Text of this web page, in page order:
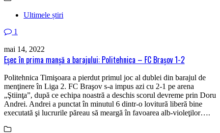
Ultimele știri
1
mai 14, 2022
Eşec în prima manşă a barajului: Politehnica – FC Braşov 1-2
Politehnica Timişoara a pierdut primul joc al dublei din barajul de
menţinere în Liga 2. FC Braşov s-a impus azi cu 2-1 pe arena
„Ştiinţa”, după ce echipa noastră a deschis scorul devreme prin Doru
Andrei. Andrei a punctat în minutul 6 dintr-o lovitură liberă bine
executată şi lucrurile păreau să meargă în favoarea alb-violeţilor….